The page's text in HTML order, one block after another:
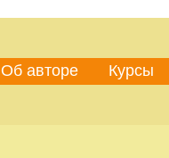
Об авторе Курсы